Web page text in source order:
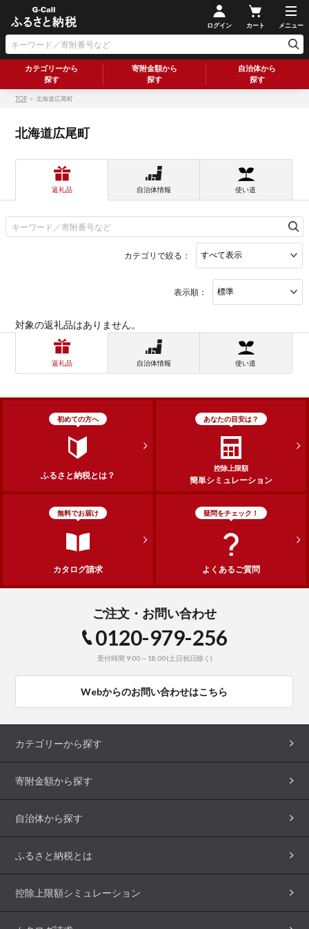
ログイン カート メニュー
カテゴリーから
探す
寄附金額から
探す
自治体から
探す
TOP ＞ 北海道広尾町
北海道広尾町
返礼品 自治体情報 使い道
カテゴリで絞る：
表示順：
対象の返礼品はありません。
返礼品 自治体情報 使い道
初めての方へ
ふるさと納税とは？
あなたの目安は？
控除上限額
簡単シミュレーション
無料でお届け
カタログ請求
疑問をチェック！
よくあるご質問
ご注文・お問い合わせ
0120-979-256
受付時間 9:00～18:00(土日祝日除く)
Webからのお問い合わせはこちら
カテゴリーから探す
寄附金額から探す
自治体から探す
ふるさと納税とは
控除上限額シミュレーション